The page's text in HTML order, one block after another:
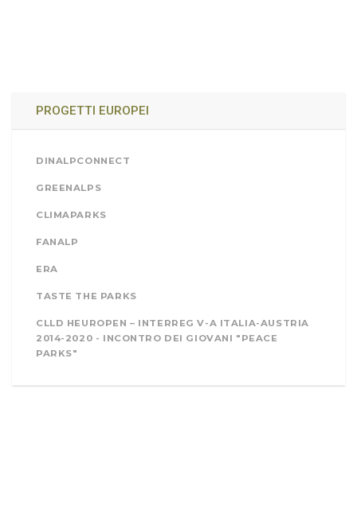
PROGETTI EUROPEI
DINALPCONNECT
GREENALPS
CLIMAPARKS
FANALP
ERA
TASTE THE PARKS
CLLD HEUROPEN – INTERREG V-A ITALIA-AUSTRIA
2014-2020 - INCONTRO DEI GIOVANI "PEACE
PARKS"